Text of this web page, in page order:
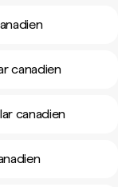
canadien
canadien